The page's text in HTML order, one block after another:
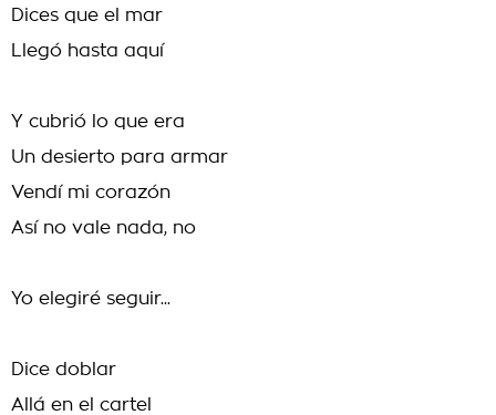
Dices que el mar
Llegó hasta aquí
Y cubrió lo que era
Un desierto para armar
Vendí mi corazón
Así no vale nada, no
Yo elegiré seguir...
Dice doblar
Allá en el cartel